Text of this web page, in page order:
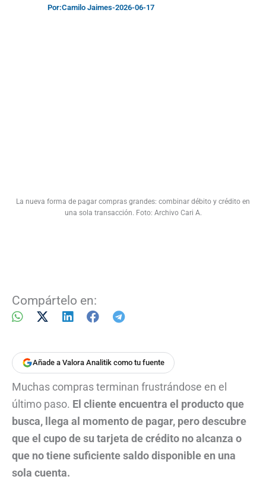
Por:Camilo Jaimes-2026-06-17
La nueva forma de pagar compras grandes: combinar débito y crédito en
una sola transacción. Foto: Archivo Cari A.
Compártelo en:
Añade a Valora Analitik como tu fuente
Muchas compras terminan frustrándose en el
último paso. El cliente encuentra el producto que
busca, llega al momento de pagar, pero descubre
que el cupo de su tarjeta de crédito no alcanza o
que no tiene suficiente saldo disponible en una
sola cuenta.